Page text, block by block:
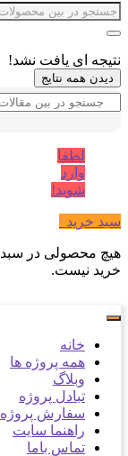
نتیجه ای یافت نشد!
دیدن همه نتایج
لطفا
وارد
شوید!
سبد خرید
هیچ محصولی در سبد
خرید نیست.
خانه
همه پروژه ها
وبلاگ
تبادل پروژه
سفارش پروژه
راهنما سایت
تماس باما